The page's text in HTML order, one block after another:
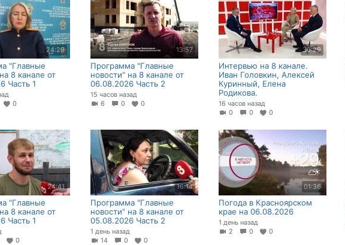
24:29
"Главные
8 канале от
Часть 1
0
13:57
Программа "Главные
новости" на 8 канале от
06.08.2026 Часть 2
15 часов назад
6
0 0
30:29
Интервью на 8 канале.
Иван Головкин, Алексей
Куринный, Елена
Родикова.
16 часов назад
0
0 0
24:41
"Главные
8 канале от
Часть 1
0
16:14
Программа "Главные
новости" на 8 канале от
05.08.2026 Часть 2
1 день назад
14
0 0
01:36
Погода в Красноярском
крае на 06.08.2026
1 день назад
2
0 0